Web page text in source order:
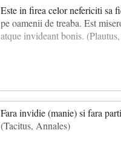
Este in firea celor nefericiti sa
pe oamenii de treaba. Est
atque invideant bonis.
Fara invidie (manie) si fara
(Tacitus, Annales)